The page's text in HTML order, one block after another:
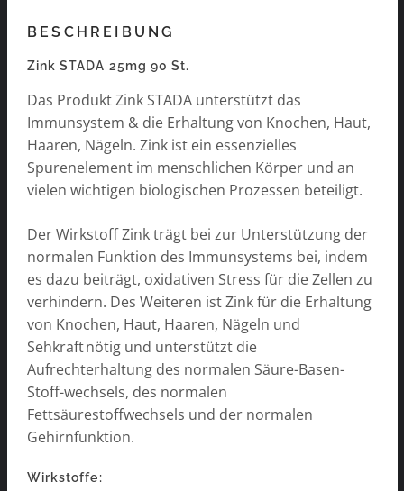
BESCHREIBUNG
Zink STADA 25mg 90 St.
Das Produkt Zink STADA unterstützt das
Immunsystem & die Erhaltung von Knochen, Haut,
Haaren, Nägeln. Zink ist ein essenzielles
Spurenelement im menschlichen Körper und an
vielen wichtigen biologischen Prozessen beteiligt.
Der Wirkstoff Zink trägt bei zur Unterstützung der
normalen Funktion des Immunsystems bei, indem
es dazu beiträgt, oxidativen Stress für die Zellen zu
verhindern. Des Weiteren ist Zink für die Erhaltung
von Knochen, Haut, Haaren, Nägeln und
Sehkraft nötig und unterstützt die
Aufrechterhaltung des normalen Säure-Basen-
Stoff-wechsels, des normalen
Fettsäurestoffwechsels und der normalen
Gehirnfunktion.
Wirkstoffe: